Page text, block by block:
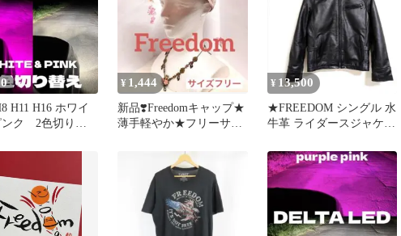
H11 H16 ホワイ
ク 2色切り替
¥ 1,444
新品❣️Freedomキャップ★
薄手軽やか★フリーサイ
¥ 13,500
★FREEDOM シングル 水
牛革 ライダースジャケッ